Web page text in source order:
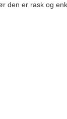
er rask og